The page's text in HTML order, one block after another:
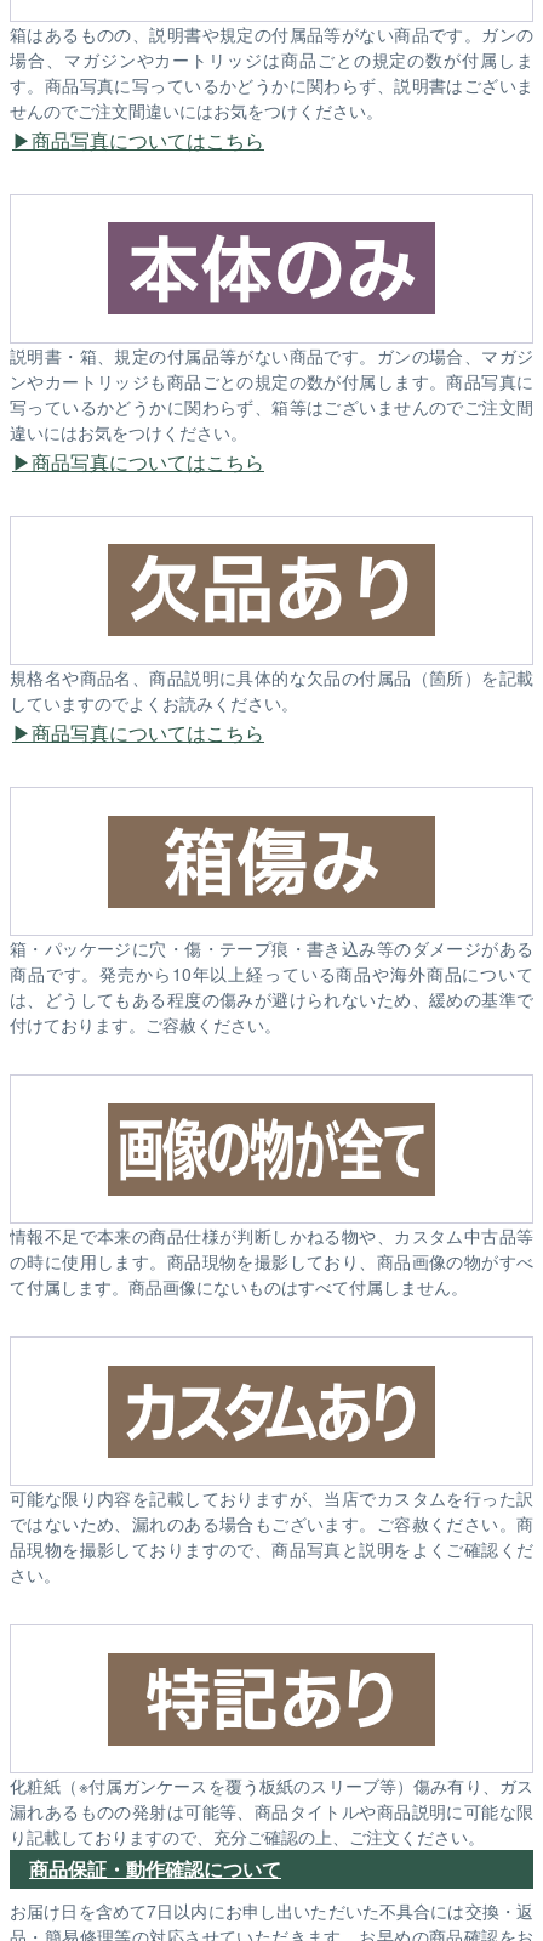
箱はあるものの、説明書や規定の付属品等がない商品です。ガンの
場合、マガジンやカートリッジは商品ごとの規定の数が付属しま
す。商品写真に写っているかどうかに関わらず、説明書はございま
せんのでご注文間違いにはお気をつけください。
商品写真についてはこちら
説明書・箱、規定の付属品等がない商品です。ガンの場合、マガジ
ンやカートリッジも商品ごとの規定の数が付属します。商品写真に
写っているかどうかに関わらず、箱等はございませんのでご注文間
違いにはお気をつけください。
商品写真についてはこちら
規格名や商品名、商品説明に具体的な欠品の付属品（箇所）を記載
していますのでよくお読みください。
商品写真についてはこちら
箱・パッケージに穴・傷・テープ痕・書き込み等のダメージがある
商品です。発売から10年以上経っている商品や海外商品について
は、どうしてもある程度の傷みが避けられないため、緩めの基準で
付けております。ご容赦ください。
情報不足で本来の商品仕様が判断しかねる物や、カスタム中古品等
の時に使用します。商品現物を撮影しており、商品画像の物がすべ
て付属します。商品画像にないものはすべて付属しません。
可能な限り内容を記載しておりますが、当店でカスタムを行った訳
ではないため、漏れのある場合もございます。ご容赦ください。商
品現物を撮影しておりますので、商品写真と説明をよくご確認くだ
さい。
化粧紙（※付属ガンケースを覆う板紙のスリーブ等）傷み有り、ガス
漏れあるものの発射は可能等、商品タイトルや商品説明に可能な限
り記載しておりますので、充分ご確認の上、ご注文ください。
商品保証・動作確認について
お届け日を含めて7日以内にお申し出いただいた不具合には交換・返